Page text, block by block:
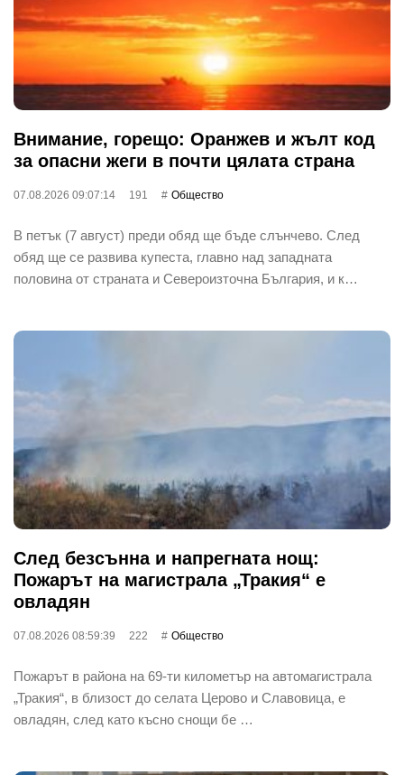
Внимание, горещо: Оранжев и жълт код
за опасни жеги в почти цялата страна
07.08.2026 09:07:14 191 Общество
В петък (7 август) преди обяд ще бъде слънчево. След
обяд ще се развива купеста, главно над западната
половина от страната и Североизточна България, и к…
След безсънна и напрегната нощ:
Пожарът на магистрала „Тракия“ е
овладян
07.08.2026 08:59:39 222 Общество
Пожарът в района на 69-ти километър на автомагистрала
„Тракия“, в близост до селата Церово и Славовица, е
овладян, след като късно снощи бе …